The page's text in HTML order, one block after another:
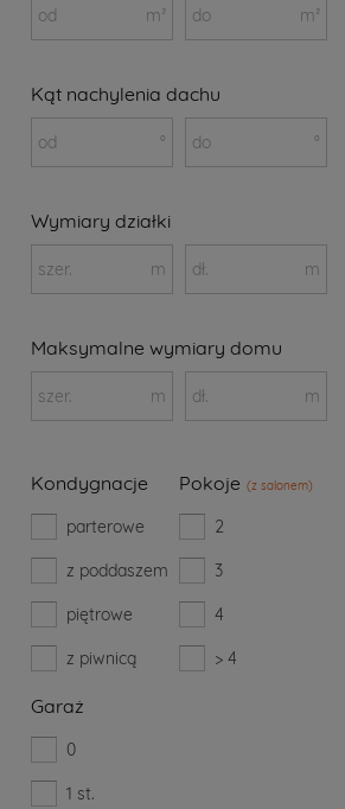
od m² do m²
Kąt nachylenia dachu
od ° do °
Wymiary działki
szer. m dł. m
Maksymalne wymiary domu
szer. m dł. m
Kondygnacje
parterowe
z poddaszem
piętrowe
z piwnicą
Pokoje (z salonem)
2
3
4
> 4
Garaż
0
1 st.